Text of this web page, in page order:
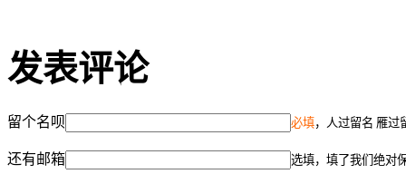
发表评论
留个名呗 必填，人过留名 雁过
还有邮箱 选填，填了我们绝对